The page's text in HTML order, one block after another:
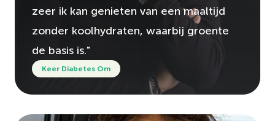
zeer ik kan genieten van een maaltijd
zonder koolhydraten, waarbij groente
de basis is."
Keer Diabetes Om